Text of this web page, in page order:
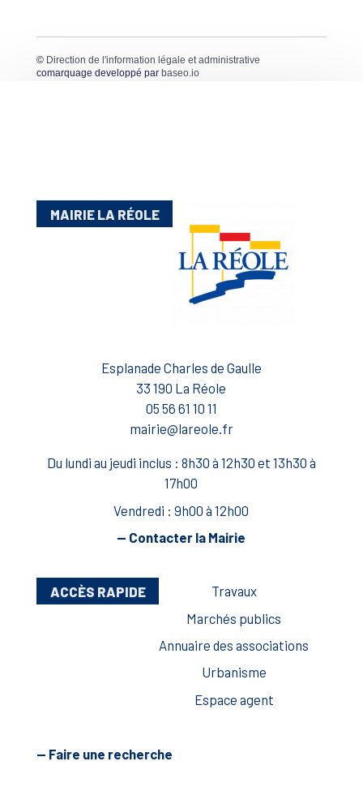
© Direction de l'information légale et administrative
comarquage developpé par baseo.io
MAIRIE LA RÉOLE
Esplanade Charles de Gaulle
33 190 La Réole
05 56 61 10 11
mairie@lareole.fr
Du lundi au jeudi inclus : 8h30 à 12h30 et 13h30 à
17h00
Vendredi : 9h00 à 12h00
— Contacter la Mairie
ACCÈS RAPIDE
Travaux
Marchés publics
Annuaire des associations
Urbanisme
Espace agent
— Faire une recherche